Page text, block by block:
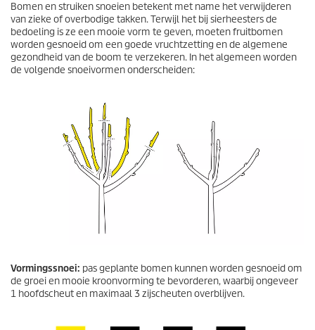
Bomen en struiken snoeien betekent met name het verwijderen
van zieke of overbodige takken. Terwijl het bij sierheesters de
bedoeling is ze een mooie vorm te geven, moeten fruitbomen
worden gesnoeid om een goede vruchtzetting en de algemene
gezondheid van de boom te verzekeren. In het algemeen worden
de volgende snoeivormen onderscheiden:
Vormingssnoei: pas geplante bomen kunnen worden gesnoeid om
de groei en mooie kroonvorming te bevorderen, waarbij ongeveer
1 hoofdscheut en maximaal 3 zijscheuten overblijven.